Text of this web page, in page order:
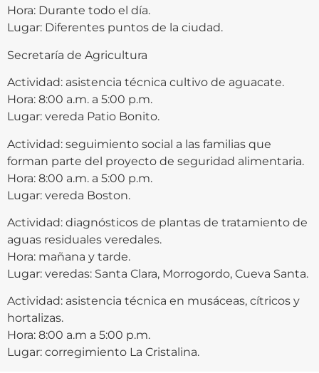
Hora: Durante todo el día.
Lugar: Diferentes puntos de la ciudad.
Secretaría de Agricultura
Actividad: asistencia técnica cultivo de aguacate.
Hora: 8:00 a.m. a 5:00 p.m.
Lugar: vereda Patio Bonito.
Actividad: seguimiento social a las familias que
forman parte del proyecto de seguridad alimentaria.
Hora: 8:00 a.m. a 5:00 p.m.
Lugar: vereda Boston.
Actividad: diagnósticos de plantas de tratamiento de
aguas residuales veredales.
Hora: mañana y tarde.
Lugar: veredas: Santa Clara, Morrogordo, Cueva Santa.
Actividad: asistencia técnica en musáceas, cítricos y
hortalizas.
Hora: 8:00 a.m a 5:00 p.m.
Lugar: corregimiento La Cristalina.